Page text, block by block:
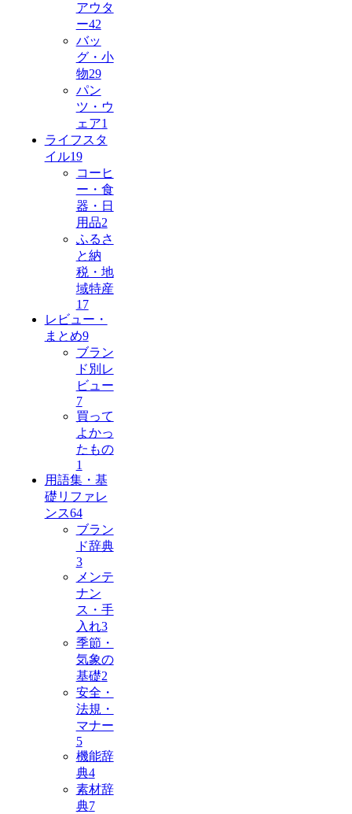
アウタ
ー42
バッ
グ・小
物29
パン
ツ・ウ
ェア1
ライフスタ
イル19
コーヒ
ー・食
器・日
用品2
ふるさ
と納
税・地
域特産
17
レビュー・
まとめ9
ブラン
ド別レ
ビュー
7
買って
よかっ
たもの
1
用語集・基
礎リファレ
ンス64
ブラン
ド辞典
3
メンテ
ナン
ス・手
入れ3
季節・
気象の
基礎2
安全・
法規・
マナー
5
機能辞
典4
素材辞
典7